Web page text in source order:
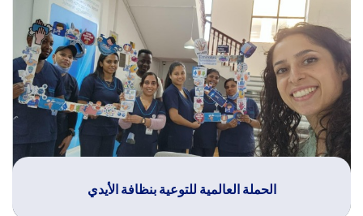
الحملة العالمية للتوعية بنظافة الأيدي